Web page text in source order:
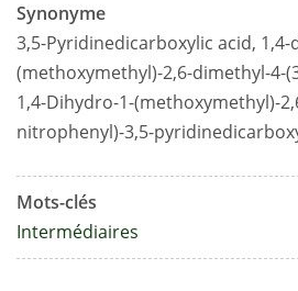
Synonyme
3,5-Pyridinedicarboxylic acid,
(methoxymethyl)-2,6-dimethyl-4-
1,4-Dihydro-1-(methoxymethyl)-
nitrophenyl)-3,5-
Mots-clés
Intermédiaires